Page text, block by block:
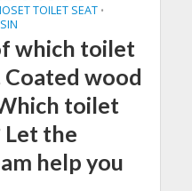
TOILET SEAT •
which toilet
Coated wood
toilet
Let the
help you